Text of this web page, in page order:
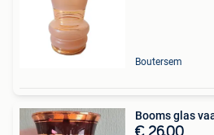
Boutersem
Booms glas